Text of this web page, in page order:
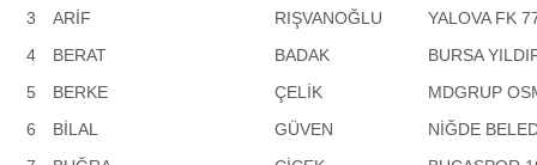
3
ARİF RIŞVANOĞLU
YALOVA FK
4
BERAT BADAK
BURSA
5
BERKE ÇELİK
MDGRUP
6
BİLAL GÜVEN
NİĞDE